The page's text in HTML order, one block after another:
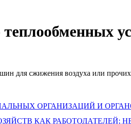
теплообменных
для сжижения воздуха или прочих
ОРГАНИЗАЦИЙ И
КАК